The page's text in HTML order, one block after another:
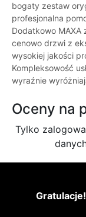
bogaty zestaw
profesjonalna
Dodatkowo
cenowo drzwi z
wysokiej jakości
Kompleksowość
wyraźnie
Oceny na
Tylko
Gratulacje!